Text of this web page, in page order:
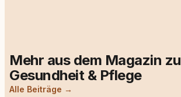
Mehr aus dem Magazin zu
Gesundheit & Pflege
Alle Beiträge →